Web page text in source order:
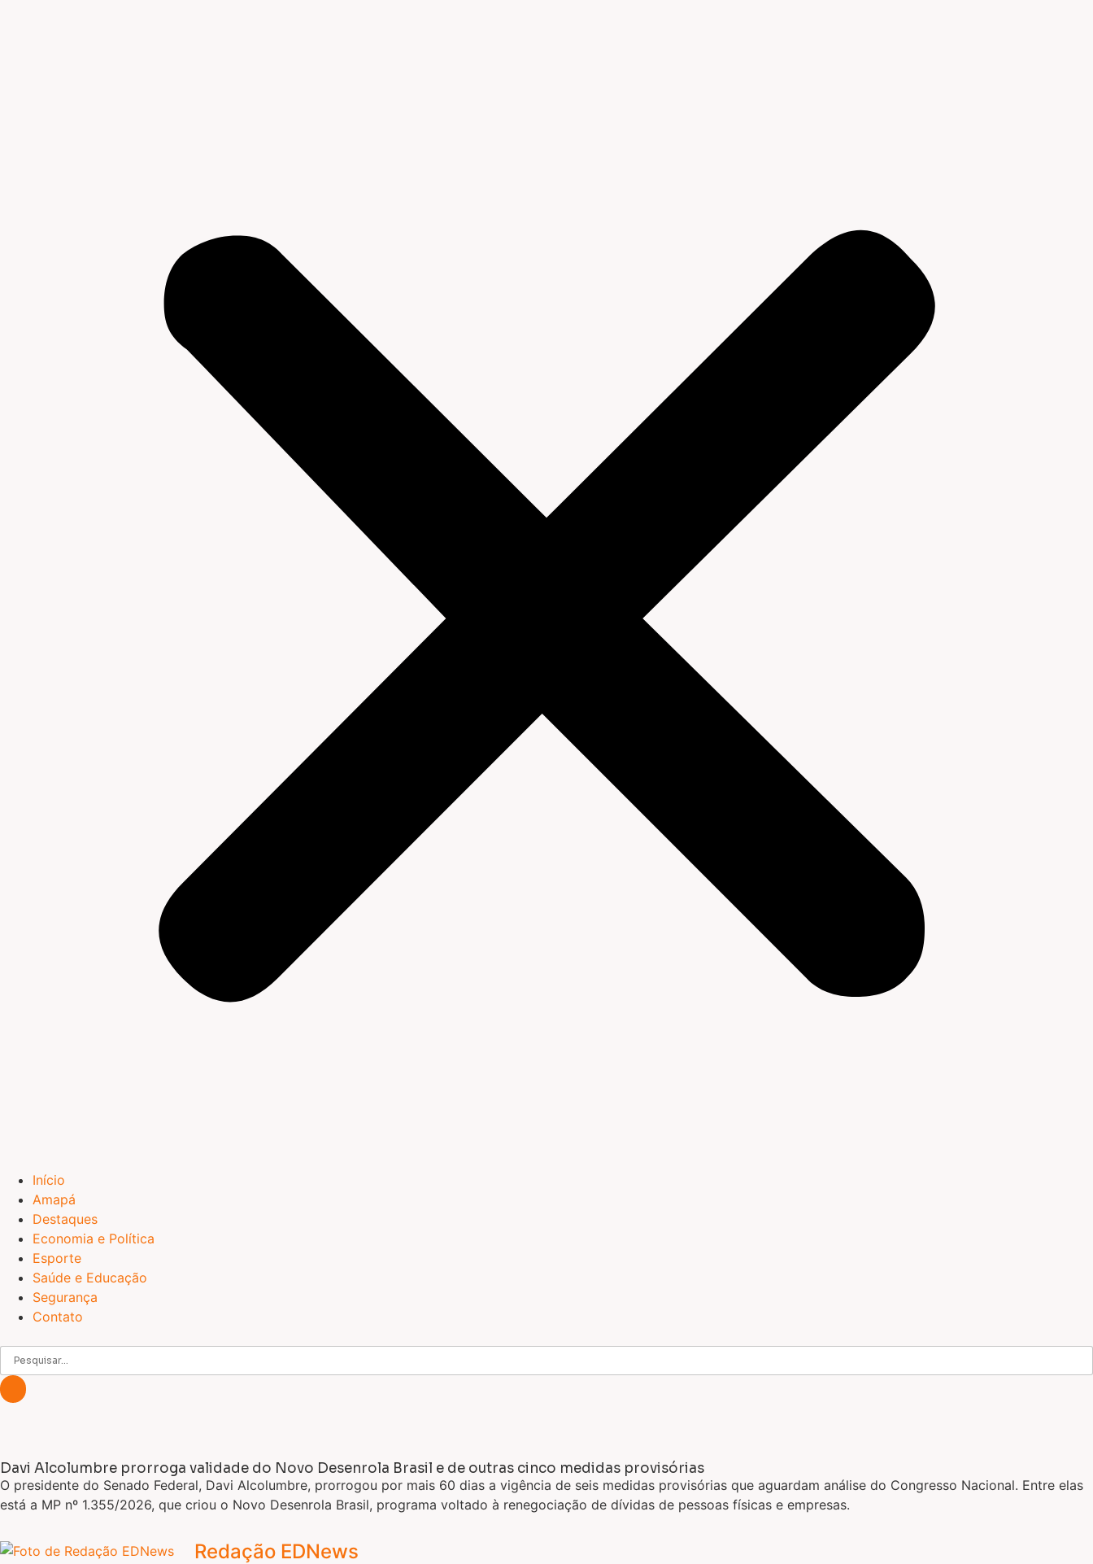
Início
Amapá
Destaques
Economia e Política
Esporte
Saúde e Educação
Segurança
Contato
Davi Alcolumbre prorroga validade do Novo Desenrola Brasil e de outras cinco medidas provisórias
O presidente do Senado Federal, Davi Alcolumbre, prorrogou por mais 60 dias a vigência de seis medidas provisórias que aguardam análise do Congresso Nacional. Entre elas
está a MP nº 1.355/2026, que criou o Novo Desenrola Brasil, programa voltado à renegociação de dívidas de pessoas físicas e empresas.
Redação EDNews